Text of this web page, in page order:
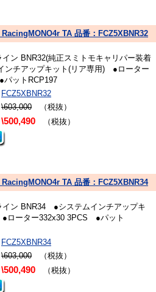
TA 品番：FCZ5XBNR32
ン BNR32(純正スミトモキャリパー装着
チアップキット(リア専用) ●ローター
ットRCP197
FCZ5XBNR32
\603,000 （税抜）
\500,490 （税抜）
TA 品番：FCZ5XBNR34
イン BNR34 ●システムインチアップキ
ローター332x30 3PCS ●パット
FCZ5XBNR34
\603,000 （税抜）
\500,490 （税抜）